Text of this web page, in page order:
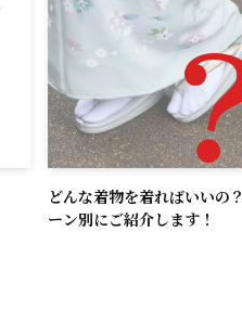
どんな着物を着ればいいの
ーン別にご紹介します！